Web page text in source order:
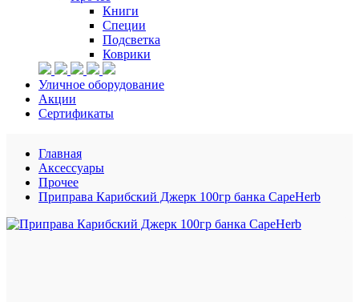
Книги
Специи
Подсветка
Коврики
Уличное оборудование
Акции
Сертификаты
Главная
Аксессуары
Прочее
Приправа Карибский Джерк 100гр банка CapeHerb